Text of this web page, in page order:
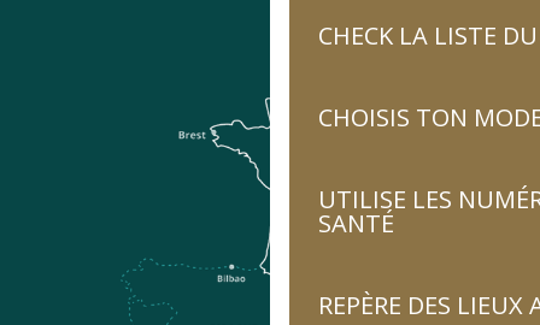
CHECK LA LISTE
CHOISIS TON
UTILISE LES
SANTÉ
REPÈRE DES LIEUX